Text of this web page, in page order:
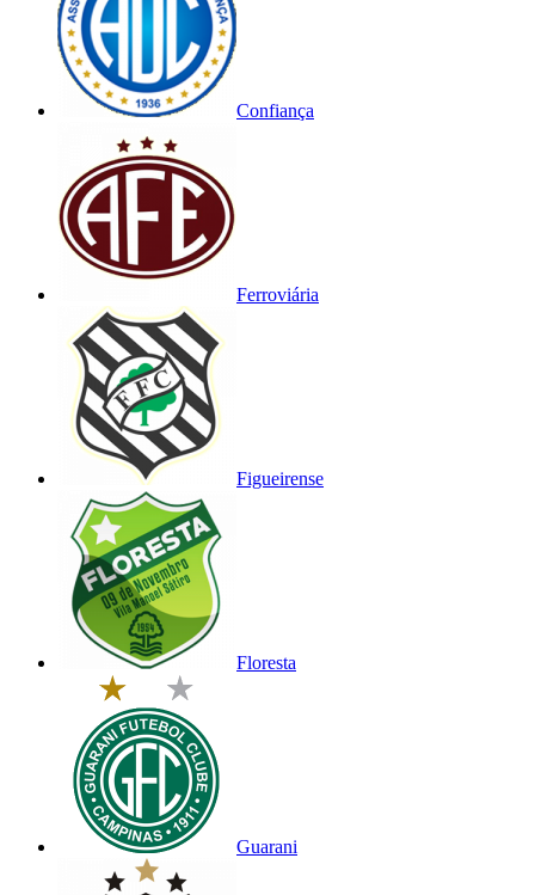
Confiança
Ferroviária
Figueirense
Floresta
Guarani